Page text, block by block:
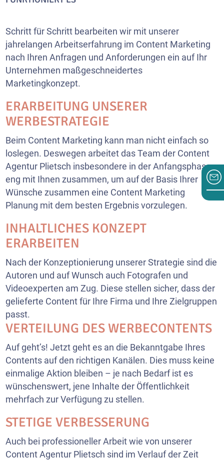
Schritt für Schritt bearbeiten wir mit unserer
jahrelangen Arbeitserfahrung im Content Marketing
nach Ihren Anfragen und Anforderungen ein auf Ihr
Unternehmen maßgeschneidertes
Marketingkonzept.
ERARBEITUNG UNSERER
WERBESTRATEGIE
Beim Content Marketing kann man nicht einfach so
loslegen. Deswegen arbeitet das Team der Content
Agentur Plietsch insbesondere in der Anfangsphase
eng mit Ihnen zusammen, um auf der Basis Ihrer
Wünsche zusammen eine Content Marketing
Planung mit dem besten Ergebnis vorzulegen.
INHALTLICHES KONZEPT
ERARBEITEN
Nach der Konzeptionierung unserer Strategie sind die
Autoren und auf Wunsch auch Fotografen und
Videoexperten am Zug. Diese stellen sicher, dass der
gelieferte Content für Ihre Firma und Ihre Zielgruppen
passt.
VERTEILUNG DES WERBECONTENTS
Auf geht’s! Jetzt geht es an die Bekanntgabe Ihres
Contents auf den richtigen Kanälen. Dies muss keine
einmalige Aktion bleiben – je nach Bedarf ist es
wünschenswert, jene Inhalte der Öffentlichkeit
mehrfach zur Verfügung zu stellen.
STETIGE VERBESSERUNG
Auch bei professioneller Arbeit wie von unserer
Content Agentur Plietsch sind im Verlauf der Zeit